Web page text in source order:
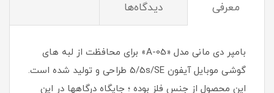
معرفی دیدگاه‌ها
بامپر دی مانی مدل «A-05» برای محافظت از لبه های
گوشی موبایل آیفون 5/5s/SE طراحی و تولید شده است.
این محصول از جنس فلز بوده ؛ جایگاه درگاهها در این